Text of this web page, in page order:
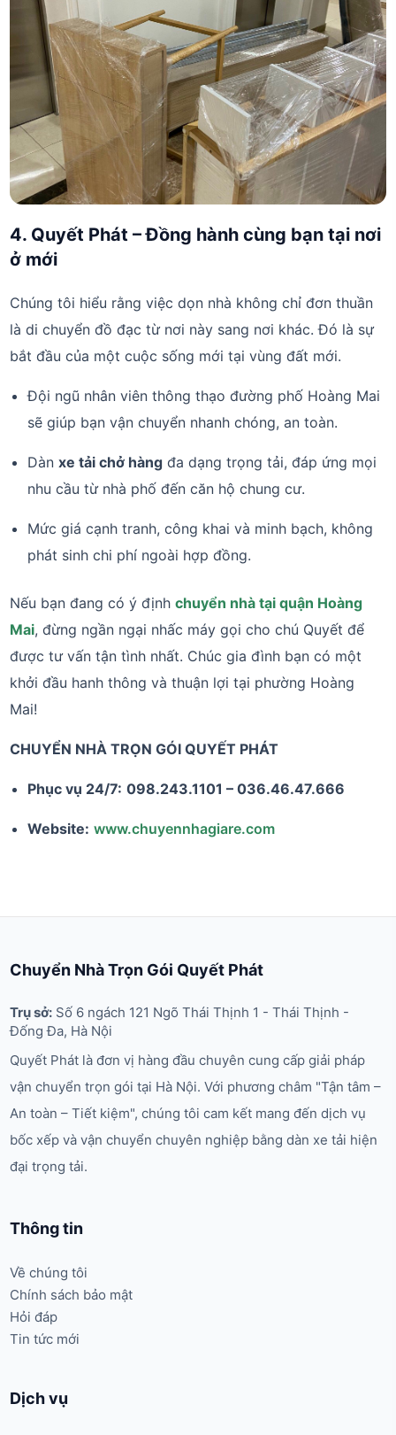
4. Quyết Phát – Đồng hành cùng bạn tại nơi
ở mới
Chúng tôi hiểu rằng việc dọn nhà không chỉ đơn thuần
là di chuyển đồ đạc từ nơi này sang nơi khác. Đó là sự
bắt đầu của một cuộc sống mới tại vùng đất mới.
Đội ngũ nhân viên thông thạo đường phố Hoàng Mai
sẽ giúp bạn vận chuyển nhanh chóng, an toàn.
Dànxe tải chở hàng đa dạng trọng tải, đáp ứng mọi
nhu cầu từ nhà phố đến căn hộ chung cư.
Mức giá cạnh tranh, công khai và minh bạch, không
phát sinh chi phí ngoài hợp đồng.
Nếu bạn đang có ý địnhchuyển nhà tại quận Hoàng
Mai, đừng ngần ngại nhấc máy gọi cho chú Quyết để
được tư vấn tận tình nhất. Chúc gia đình bạn có một
khởi đầu hanh thông và thuận lợi tại phường Hoàng
Mai!
CHUYỂN NHÀ TRỌN GÓI QUYẾT PHÁT
Phục vụ 24/7: 098.243.1101 – 036.46.47.666
Website: www.chuyennhagiare.com
Chuyển Nhà Trọn Gói Quyết Phát
Trụ sở: Số 6 ngách 121 Ngõ Thái Thịnh 1 - Thái Thịnh -
Đống Đa, Hà Nội
Quyết Phát là đơn vị hàng đầu chuyên cung cấp giải pháp
vận chuyển trọn gói tại Hà Nội. Với phương châm "Tận tâm –
An toàn – Tiết kiệm", chúng tôi cam kết mang đến dịch vụ
bốc xếp và vận chuyển chuyên nghiệp bằng dàn xe tải hiện
đại trọng tải.
Thông tin
Về chúng tôi
Chính sách bảo mật
Hỏi đáp
Tin tức mới
Dịch vụ